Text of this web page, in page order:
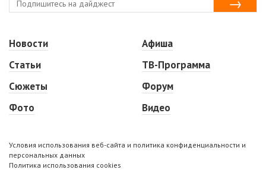
Новости
Статьи
Сюжеты
Фото
Афиша
ТВ-Программа
Форум
Видео
Условия использования веб-сайта и политика конфиденциальности и
персональных данных
Политика использования cookies